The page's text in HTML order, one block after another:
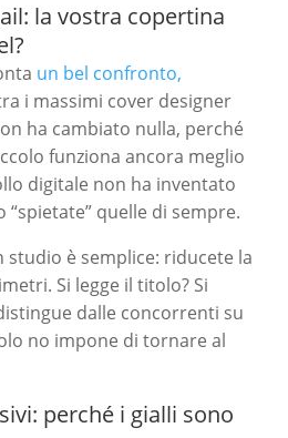
la vostra copertina
un bel confronto,
i massimi cover designer
ha cambiato nulla, perché
funziona ancora meglio
digitale non ha inventato
“spietate” quelle di sempre.
studio è semplice: riducete la
Si legge il titolo? Si
dalle concorrenti su
no impone di tornare al
perché i gialli sono